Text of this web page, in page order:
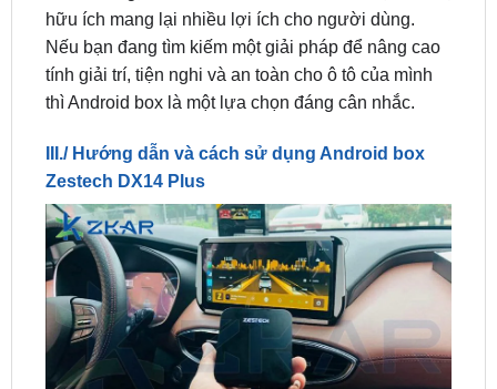
tính giải trí, tiện nghi và an toàn cho ô tô của mình
thì Android box là một lựa chọn đáng cân nhắc.
III./ Hướng dẫn và cách sử dụng Android box